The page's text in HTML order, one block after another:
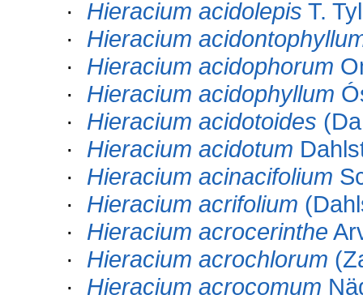
· Hieracium acidolepis T.
· Hieracium
· Hieracium acidophorum
· Hieracium acidophyllum
· Hieracium acidotoides
· Hieracium acidotum
· Hieracium acinacifolium
· Hieracium acrifolium
· Hieracium acrocerinthe
· Hieracium acrochlorum
· Hieracium acrocomum